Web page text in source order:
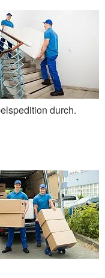
durch.